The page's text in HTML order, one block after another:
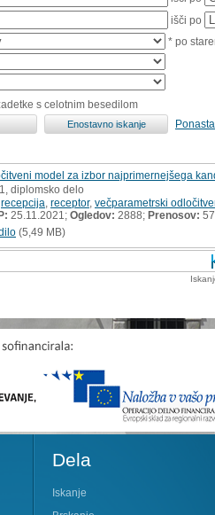
išči po
* po
s celotnim besedilom
model za izbor najprimernejšega
diplomsko delo
recepcija receptor, večparametrski
25.11.2021; Ogledov: 2888; Prenosov: 57
(5,49 MB)
Dela
Iskanje